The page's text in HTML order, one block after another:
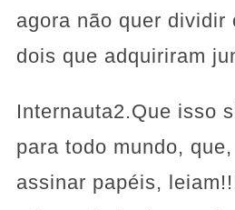
agora não quer dividir
dois que adquiriram
Internauta2.Que isso
para todo mundo,
assinar papéis,